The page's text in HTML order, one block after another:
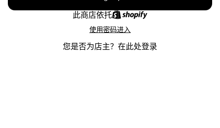
此商店依托
使用密码进入
您是否为店主？ 在此处登录